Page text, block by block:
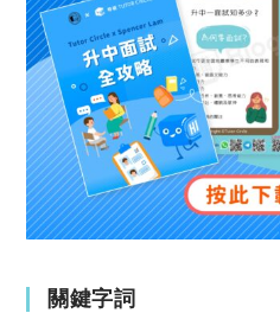
關鍵字詞